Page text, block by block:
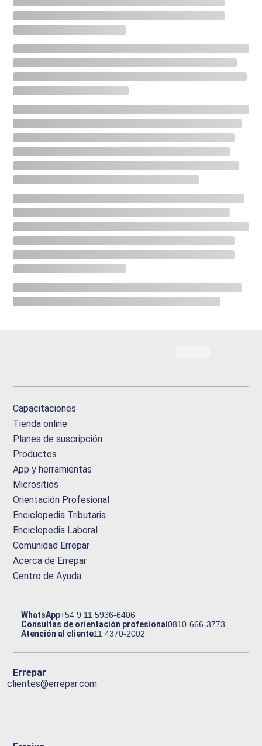
Capacitaciones
Tienda online
Planes de suscripción
Productos
App y herramientas
Micrositios
Orientación Profesional
Enciclopedia Tributaria
Enciclopedia Laboral
Comunidad Errepar
Acerca de Errepar
Centro de Ayuda
WhatsApp+54 9 11 5936-6406
Consultas de orientación profesional0810-666-3773
Atención al cliente11 4370-2002
Errepar
clientes@errepar.com